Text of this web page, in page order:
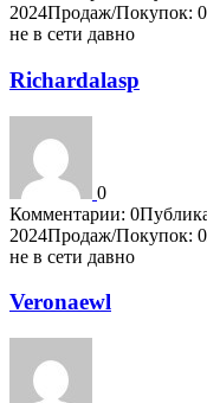
2024Продаж/Покупок:
не в сети давно
Richardalasp
0
Комментарии: 0
2024Продаж/Покупок:
не в сети давно
Veronaewl